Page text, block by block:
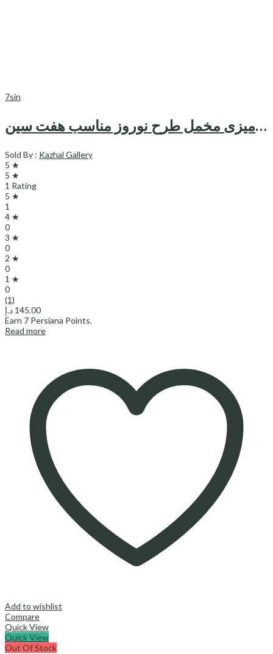
7sin
رومیزی مخمل طرح نوروز مناسب هفت سین
Sold By : Kazhal Gallery
5 ★
5 ★
1 Rating
5 ★
1
4 ★
0
3 ★
0
2 ★
0
1 ★
0
(1)
145.00 د.إ
Earn 7 Persiana Points.
Read more
Add to wishlist
Compare
Quick View
Quick View
Out Of Stock